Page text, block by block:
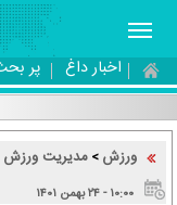
اخبار داغ پر
ورزش > مدیریت ورزش
۱۰:۰۰ - ۲۴ بهمن ۱۴۰۱